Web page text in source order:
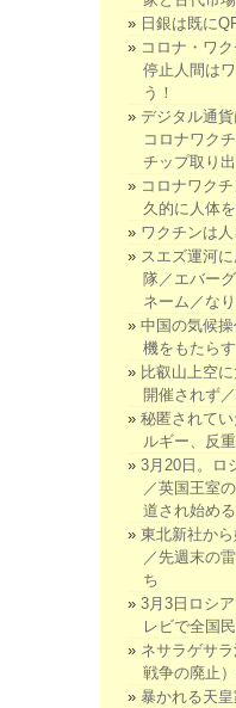
日銀は既に
コロナ・ワ
停止人間は
う！
デジタル通
コロナワク
チップ取り
コロナワク
久的に人体
ワクチンは
スエズ運河
隊／エバー
ネーム／な
中国の気候
機をもたらす
比叡山上空
開催されず
秘匿されて
ルギー、反
3月20日。ロ
／英国王室
道され始める
東北新社か
／先週末の
ち
3月3日ロシ
レビで全国
ネサラゲサ
戦争の廃止
暴かれる天